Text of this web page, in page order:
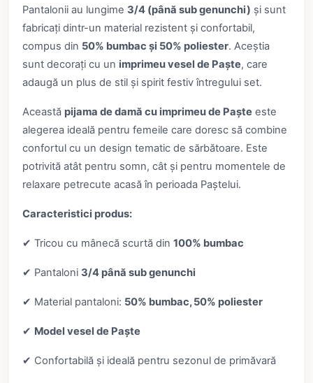
Pantalonii au lungime 3/4 (până sub genunchi) și sunt
fabricați dintr-un material rezistent și confortabil,
compus din 50% bumbac și 50% poliester. Aceștia
sunt decorați cu un imprimeu vesel de Paște, care
adaugă un plus de stil și spirit festiv întregului set.
Această pijama de damă cu imprimeu de Paște este
alegerea ideală pentru femeile care doresc să combine
confortul cu un design tematic de sărbătoare. Este
potrivită atât pentru somn, cât și pentru momentele de
relaxare petrecute acasă în perioada Paștelui.
Caracteristici produs:
✔ Tricou cu mânecă scurtă din100% bumbac
✔ Pantaloni 3/4 până sub genunchi
✔ Material pantaloni: 50% bumbac, 50% poliester
✔ Model vesel de Paște
✔ Confortabilă și ideală pentru sezonul de primăvară